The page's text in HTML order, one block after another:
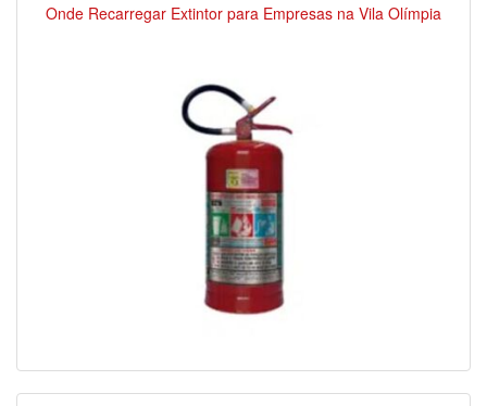
Onde Recarregar Extintor para Empresas na Vila Olímpia